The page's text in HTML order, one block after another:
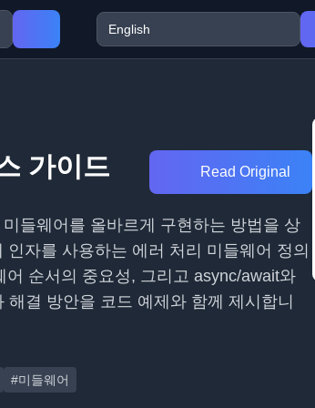
가이드 Read Original
들웨어를 올바르게 구현하는 방법을 상
자를 사용하는 에러 처리 미들웨어 정의
순서의 중요성, 그리고 async/await와
결 방안을 코드 예제와 함께 제시합니
#미들웨어